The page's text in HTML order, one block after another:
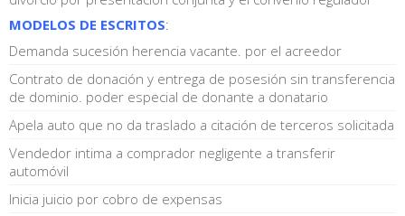
MODELOS DE ESCRITOS:
Demanda sucesión herencia vacante. por el acreedor
Contrato de donación y entrega de posesión sin transferencia
de dominio. poder especial de donante a donatario
Apela auto que no da traslado a citación de terceros solicitada
Vendedor intima a comprador negligente a transferir
automóvil
Inicia juicio por cobro de expensas